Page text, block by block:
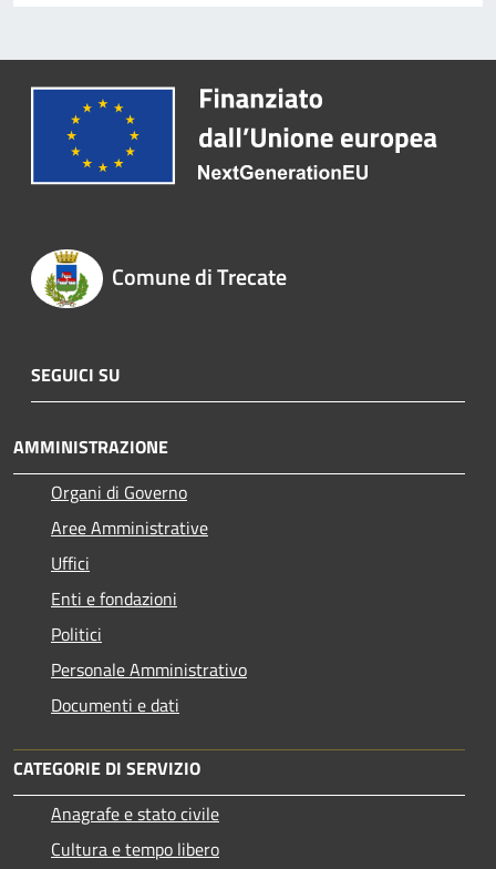
Comune di Trecate
SEGUICI SU
AMMINISTRAZIONE
Organi di Governo
Aree Amministrative
Uffici
Enti e fondazioni
Politici
Personale Amministrativo
Documenti e dati
CATEGORIE DI SERVIZIO
Anagrafe e stato civile
Cultura e tempo libero